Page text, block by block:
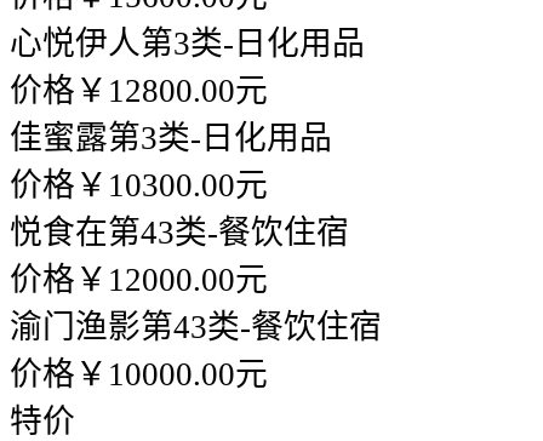
心悦伊人第3类-日化用品
价格￥12800.00元
佳蜜露第3类-日化用品
价格￥10300.00元
悦食在第43类-餐饮住宿
价格￥12000.00元
渝门渔影第43类-餐饮住宿
价格￥10000.00元
特价